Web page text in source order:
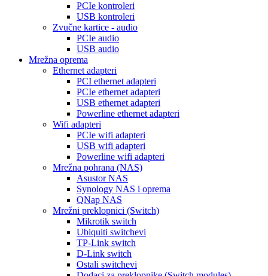
PCIe kontroleri
USB kontroleri
Zvučne kartice - audio
PCIe audio
USB audio
Mrežna oprema
Ethernet adapteri
PCI ethernet adapteri
PCIe ethernet adapteri
USB ethernet adapteri
Powerline ethernet adapteri
Wifi adapteri
PCIe wifi adapteri
USB wifi adapteri
Powerline wifi adapteri
Mrežna pohrana (NAS)
Asustor NAS
Synology NAS i oprema
QNap NAS
Mrežni preklopnici (Switch)
Mikrotik switch
Ubiquiti switchevi
TP-Link switch
D-Link switch
Ostali switchevi